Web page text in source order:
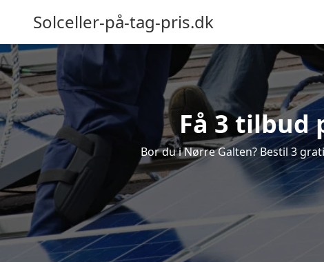
Solceller-på-tag-pris.dk
Få 3 tilbud
Bor du i Nørre Galten? Bestil 3